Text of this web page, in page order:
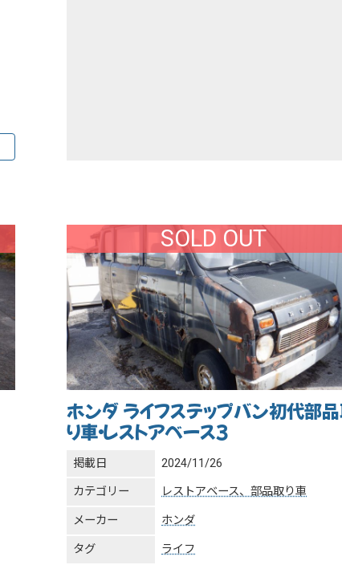
SOLD OUT
ホンダ ライフステップバン初代部
り車・レストアベース３
掲載日 2024/11/26
カテゴリー レストアベース、部品取り車
メーカー ホンダ
タグ ライフ